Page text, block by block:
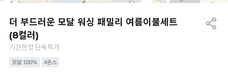
더 부드러운 모달 워싱 패밀리 여름이불세트
(8컬러)
기간한정 단독특가